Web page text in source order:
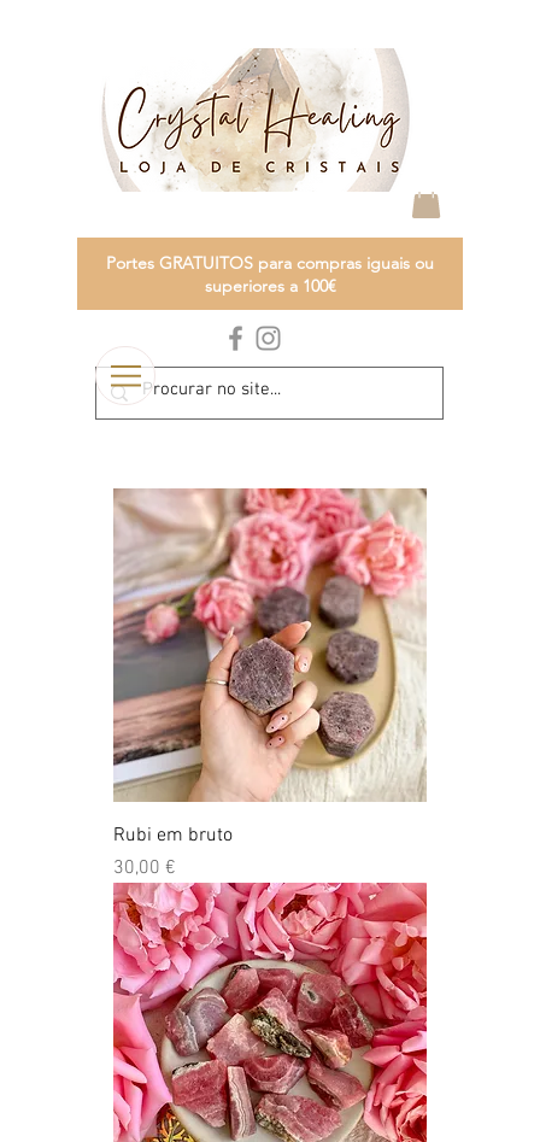
Portes GRATUITOS para compras iguais ou
superiores a 100€
Rubi em bruto
Preço
30,00 €